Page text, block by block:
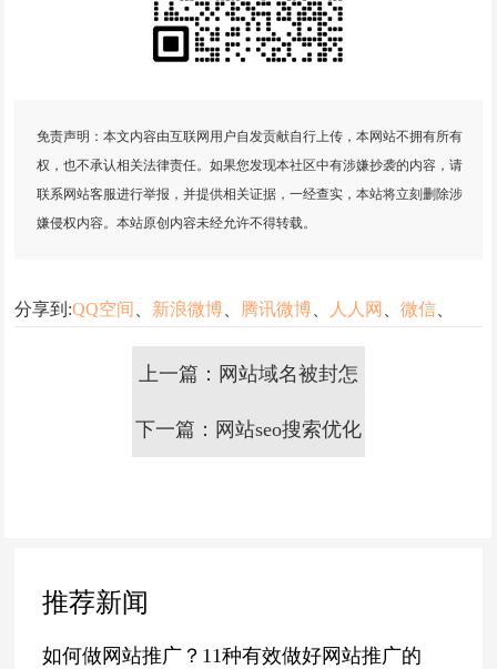
免责声明：本文内容由互联网用户自发贡献自行上传，本网站不拥有所有
权，也不承认相关法律责任。如果您发现本社区中有涉嫌抄袭的内容，请
联系网站客服进行举报，并提供相关证据，一经查实，本站将立刻删除涉
嫌侵权内容。本站原创内容未经允许不得转载。
分享到:QQ空间 新浪微博 腾讯微博 人人网 、微信
上一篇：网站域名被封怎
么办？网站域名如何解
下一篇：网站seo搜索优化
推荐新闻
如何做网站推广？11种有效做好网站推广的